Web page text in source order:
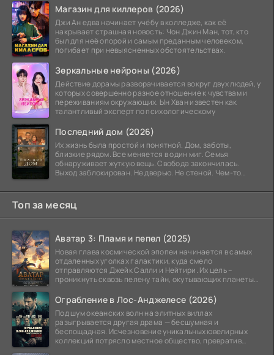
Магазин для киллеров (2026)
Джи Ан едва начинает учёбу в колледже, как её
накрывает страшная новость: Чон Джин Ман, тот, кто
был для неё опорой и самым преданным человеком,
погибает при невыясненных обстоятельствах.
Зеркальные нейроны (2026)
Действие дорамы разворачивается вокруг двух людей, у
которых совершенно разное отношение к чувствам и
переживаниям окружающих. Ын Хван известен как
талантливый эксперт по психологическому
Последний дом (2026)
Их жизнь была простой и понятной. Дом, заботы,
близкие рядом. Все меняется в один миг. Семья
обнаруживает жуткую вещь. Свобода закончилась.
Выход заблокирован. Не дверью. Не стеной. Чем-то
Топ за месяц
Аватар 3: Пламя и пепел (2025)
Новая глава космической эпопеи начинается в самых
отдаленных уголках галактики, куда смело
отправляются Джейк Салли и Нейтири. Их цель –
проникнуть сквозь пелену тайн, окутывающих планеты
Ограбление в Лос-Анджелесе (2026)
Под шум океанских волн на элитных виллах
разыгрывается другая драма — бесшумная и
беспощадная. Исчезновение уникальных ювелирных
коллекций потрясло местное общество, превратив